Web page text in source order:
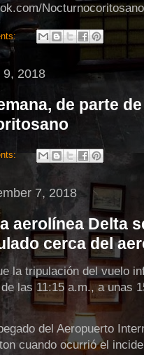
9, 2018
de parte de
7, 2018
aerolínea Delta
cerca del
la tripulación del vuelo
las 11:15 a.m., a unas
del Aeropuerto
cuando ocurrió el